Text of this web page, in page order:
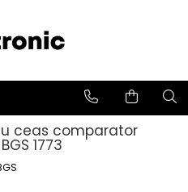
ceas comparator
1773